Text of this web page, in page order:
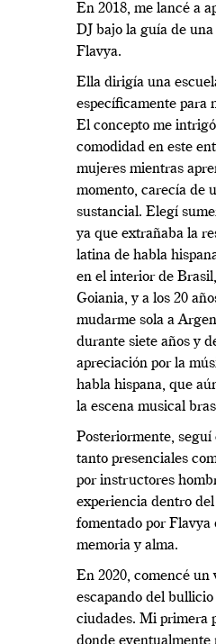
En 2018, me lancé a
DJ bajo la guía de
Flavya.
Ella dirigía una
específicamente para
El concepto me
comodidad en este
mujeres mientras
momento, carecía de
sustancial. Elegí
ya que extrañaba la
latina de habla
en el interior de
Goiania, y a los 20
mudarme sola a
durante siete años y
apreciación por la
habla hispana, que
la escena musical
Posteriormente, seguí
tanto presenciales
por instructores
experiencia dentro
fomentado por Flavya
memoria y alma.
En 2020, comencé un
escapando del
ciudades. Mi primera
donde eventualmente